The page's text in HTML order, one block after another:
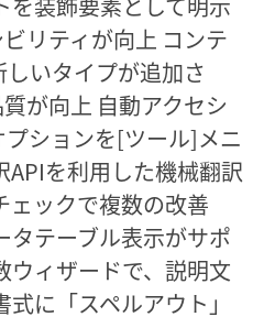
リティが向上 コンテ
いタイプが追加さ
が向上 自動アクセシ
ションを[ツール]メニ
APIを利用した機械翻訳
ェックで複数の改善
タテーブル表示がサポ
ウィザードで、説明文
に「スペルアウト」